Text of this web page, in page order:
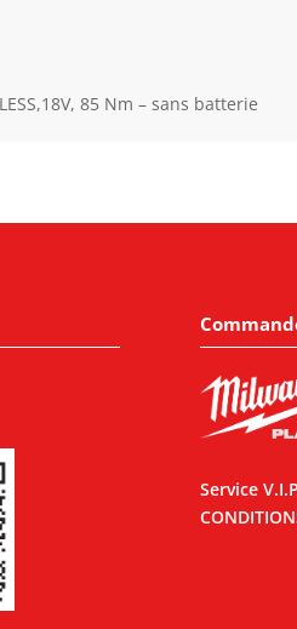
85 Nm – sans batterie
Service